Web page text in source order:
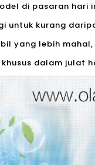
di pasaran hari
untuk kurang
yang lebih
dalam julat